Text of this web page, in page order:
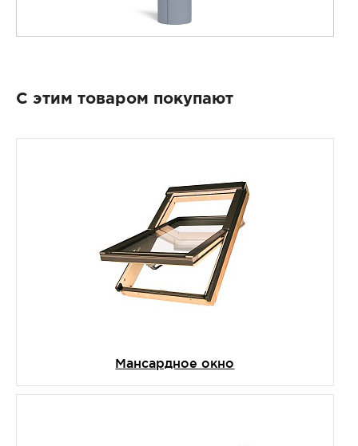
С этим товаром покупают
Мансардное окно